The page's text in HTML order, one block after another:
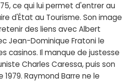
ce qui lui permet d'entrer au
d'État au Tourisme. Son image
des liens avec Albert
Jean-Dominique Fratoni le
casinos. Il manque de justesse
Charles Caressa, puis son
Raymond Barre ne le